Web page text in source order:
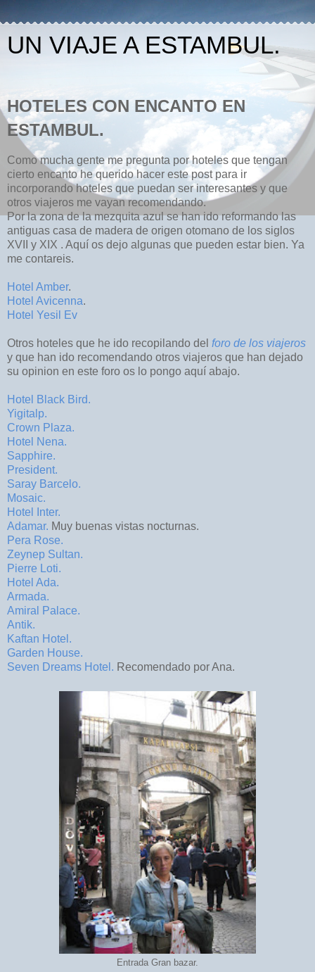
UN VIAJE A ESTAMBUL.
HOTELES CON ENCANTO EN
ESTAMBUL.
Como mucha gente me pregunta por hoteles que tengan
cierto encanto he querido hacer este post para ir
incorporando hoteles que puedan ser interesantes y que
otros viajeros me vayan recomendando.
Por la zona de la mezquita azul se han ido reformando las
antiguas casa de madera de origen otomano de los siglos
XVII y XIX . Aquí os dejo algunas que pueden estar bien. Ya
me contareis.
Hotel Amber.
Hotel Avicenna.
Hotel Yesil Ev
Otros hoteles que he ido recopilando del foro de los viajeros
y que han ido recomendando otros viajeros que han dejado
su opinion en este foro os lo pongo aquí abajo.
Hotel Black Bird.
Yigitalp.
Crown Plaza.
Hotel Nena.
Sapphire.
President.
Saray Barcelo.
Mosaic.
Hotel Inter.
Adamar. Muy buenas vistas nocturnas.
Pera Rose.
Zeynep Sultan.
Pierre Loti.
Hotel Ada.
Armada.
Amiral Palace.
Antik.
Kaftan Hotel.
Garden House.
Seven Dreams Hotel. Recomendado por Ana.
Entrada Gran bazar.